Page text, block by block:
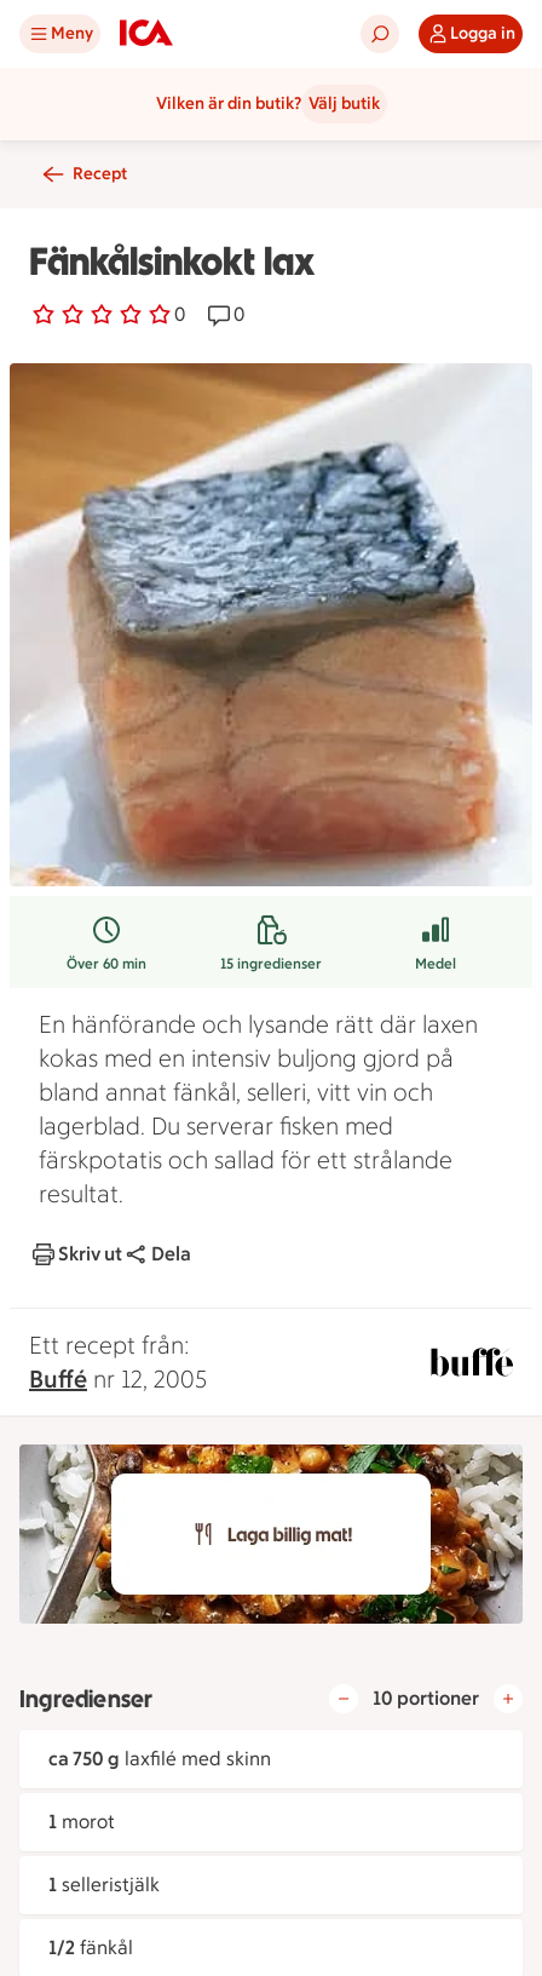
Meny Logga in
Vilken är din butik? Välj butik
Recept
Fänkålsinkokt lax
0
0 personer har röstatReceptet har 0 kommentarer
0
Över 60 min 15 ingredienser Medel
En hänförande och lysande rätt där laxen
kokas med en intensiv buljong gjord på
bland annat fänkål, selleri, vitt vin och
lagerblad. Du serverar fisken med
färskpotatis och sallad för ett strålande
resultat.
Skriv ut Dela
Ett recept från:
Buffé nr 12, 2005
Ingredienser 10 portioner
ca 750 g laxfilé med skinn
1 morot
1 selleristjälk
1/2 fänkål